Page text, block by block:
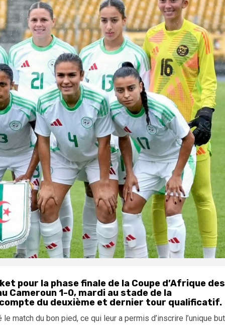
pour la phase finale de la Coupe d’Afrique des
Cameroun 1-0, mardi au stade de la
du deuxième et dernier tour qualificatif.
match du bon pied, ce qui leur a permis d’inscrire l’unique but